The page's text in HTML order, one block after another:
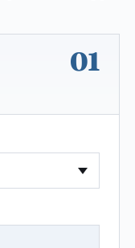
01